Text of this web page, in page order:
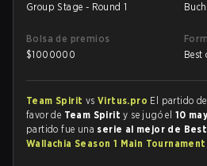
Group Stage - Round 1
Bolsa de premios
$1000000
Best
Team Spirit vsVirtus.pro El partido
favor de Team Spirity se jugó el 10
partido fue una serie al mejor de
Wallachia Season 1 Main Tournament